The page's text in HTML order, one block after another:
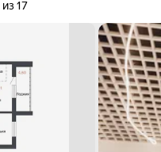
17